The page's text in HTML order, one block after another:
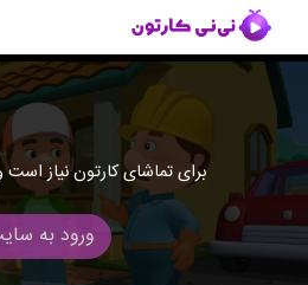
برای تماشای کارتون نیاز
ورود به